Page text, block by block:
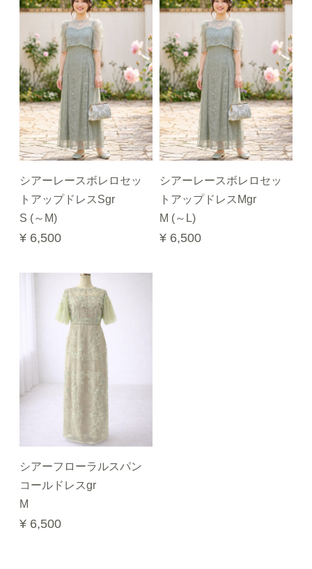
シアーレースボレロセッ
トアップドレスSgr
S (～M)
¥ 6,500
シアーレースボレロセッ
トアップドレスMgr
M (～L)
¥ 6,500
シアーフローラルスパン
コールドレスgr
M
¥ 6,500